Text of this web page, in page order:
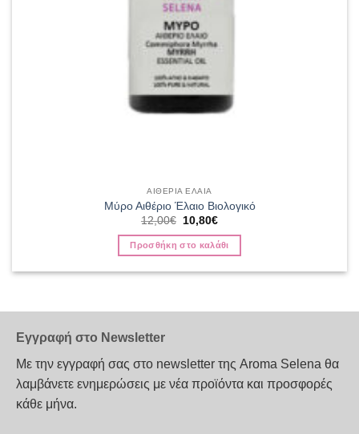
ΑΙΘΕΡΙΑ ΕΛΑΙΑ
Μύρο Αιθέριο Έλαιο Βιολογικό
12,00€
Original
12,00€.
10,80€Η
τιμή
είναι:
Προσθήκη στο καλάθι
Εγγραφή στο Newsletter
Με την εγγραφή σας στο newsletter της Aroma Selena θα
λαμβάνετε ενημερώσεις με νέα προϊόντα και προσφορές
κάθε μήνα.